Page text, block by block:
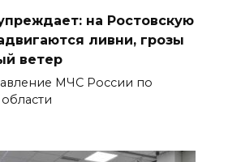
на Ростовскую
ливни, грозы
ветер
МЧС России по